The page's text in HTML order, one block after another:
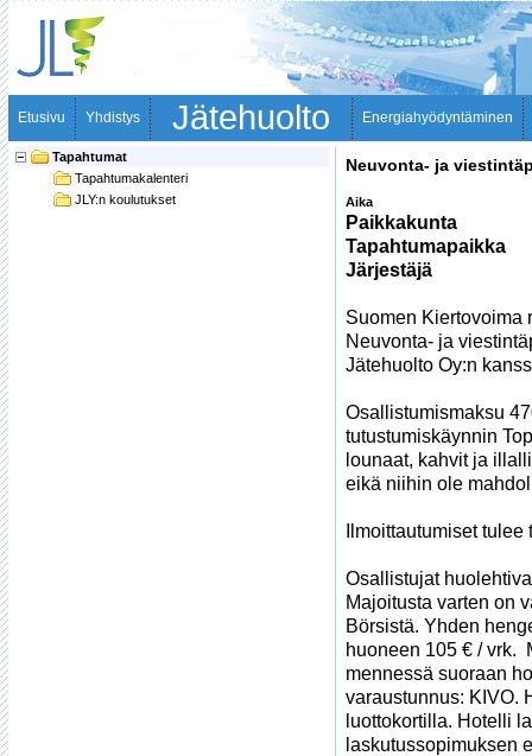
Etusivu Yhdistys Jätehuolto Energiahyödyntäminen
Tapahtumat
Tapahtumakalenteri
JLY:n koulutukset
Neuvonta- ja
Aika
Paikkakunta
Tapahtumapaikka
Järjestäjä
Suomen Kiertovoima
Neuvonta- ja
Jätehuolto Oy:n
Osallistumismaksu
tutustumiskäynnin
lounaat, kahvit ja
eikä niihin ole
Ilmoittautumiset tulee
Osallistujat
Majoitusta varten on
Börsistä. Yhden
huoneen 105 € / vrk.
mennessä suoraan
varaustunnus: KIVO.
luottokortilla. Hotelli
laskutussopimuksen